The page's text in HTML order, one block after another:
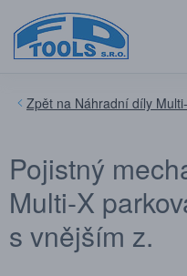
Náhradní díly
Pojistný
Multi-X
s vnějším z.